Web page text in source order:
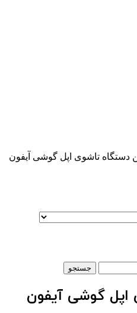
دستگاه تاشوی اپل گوشی آیفون
اپل گوشی آیفون